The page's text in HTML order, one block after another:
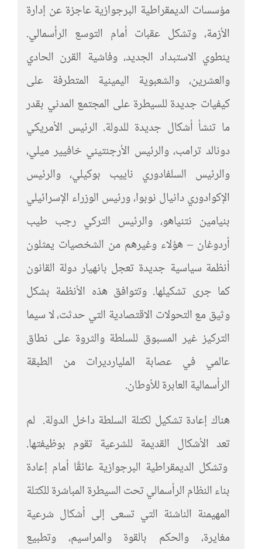
مؤسسات الديمقراطية البرجوازية عاجزة عن إدارة
الأزمة، وتشكل عقبات أمام التوسع الرأسمالي.
ينطوي الاستبداد الجديد، وفاشية القرن الحادي
والعشرين، والشعبوية اليمينية المتطرفة على
كيفيات جديدة للسيطرة على المجتمع المدني بقدر
ما تنشأ أشكال جديدة للدولة. الرئيس الأمريكي
دونالد ترامب، والرئيس الأرجنتيني خافيير ميلي،
والرئيس السلفادوري ناييب بوكيلي، والرئيس
الإكوادوري دانيال نوبوا، ورئيس الوزراء الإسرائيلي
بنيامين نتنياهو، والرئيس التركي رجب طيب
أردوغان – هؤلاء وغيرهم من الشخصيات يمثلون
أنظمة سياسية جديدة تعجل بانهيار دولة القانون
كما جرى تشكيلها. وتتوافق هذه الأنظمة بشكل
وثيق مع التحولات الاقتصادية التي حدثت، لا سيما
التركيز غير المسبوق للسلطة والثروة على نطاق
عالمي في عصابة المليارديرات من الطبقة
الرأسمالية العابرة للأوطان.
هناك إعادة تشكيل لكتلة السلطة داخل الدولة. لم
تعد الأشكال القديمة للشرعية تقوم بوظيفتها.
وتشكل الديمقراطية البرجوازية عائقًا أمام إعادة
بناء النظام الرأسمالي تحت السيطرة المباشرة للكتلة
المهيمنة الناشئة التي تسعى إلى أشكال شرعية
مغايرة، والحكم بالقوة والمراسيم، وتطبيع